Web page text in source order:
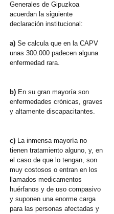
Generales de Gipuzkoa
acuerdan la siguiente
declaración institucional:
a) Se calcula que en la CAPV
unas 300.000 padecen alguna
enfermedad rara.
b) En su gran mayoría son
enfermedades crónicas, graves
y altamente discapacitantes.
c) La inmensa mayoría no
tienen tratamiento alguno, y, en
el caso de que lo tengan, son
muy costosos o entran en los
llamados medicamentos
huérfanos y de uso compasivo
y suponen una enorme carga
para las personas afectadas y